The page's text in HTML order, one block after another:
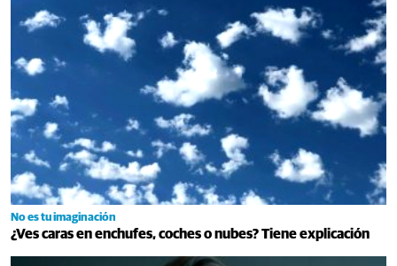
No es tu imaginación
¿Ves caras en enchufes, coches o nubes? Tiene explicación